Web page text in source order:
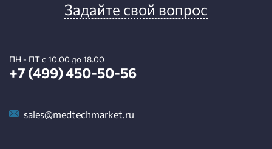
Задайте свой вопрос
ПН - ПТ с 10.00 до 18.00
+7 (499) 450-50-56
sales@medtechmarket.ru